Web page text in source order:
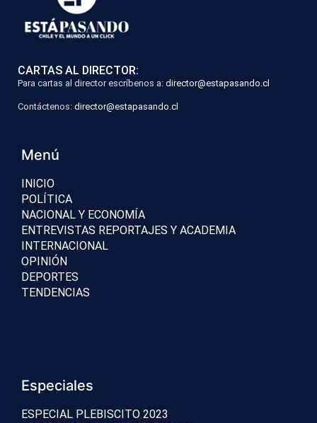
CARTAS AL DIRECTOR:
Para cartas al director escríbenos a: director@estapasando.cl
Contáctenos: director@estapasando.cl
Menú
INICIO
POLÍTICA
NACIONAL Y ECONOMÍA
ENTREVISTAS REPORTAJES Y ACADEMIA
INTERNACIONAL
OPINIÓN
DEPORTES
TENDENCIAS
Especiales
ESPECIAL PLEBISCITO 2023